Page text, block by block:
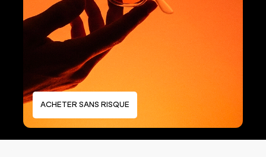
ACHETER SANS RISQUE